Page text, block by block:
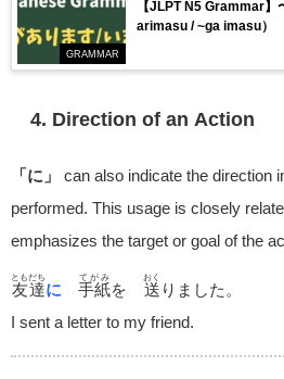
GRAMMAR
【JLPT N5 Grammar】
arimasu / ~ga imasu）
4. Direction of an Action
「に」
can also indicate the direction
performed. This usage is closely
emphasizes the target or goal of the
友達
ともだち
に 手紙
てがみ
を 送
おく
りました。
I sent a letter to my friend.